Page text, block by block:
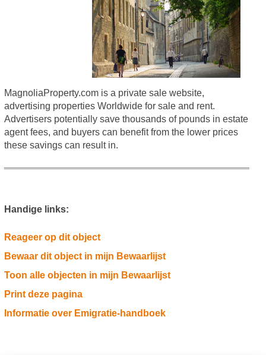
MagnoliaProperty.com is a private sale website,
advertising properties Worldwide for sale and rent.
Advertisers potentially save thousands of pounds in estate
agent fees, and buyers can benefit from the lower prices
these savings can result in.
Handige links:
Reageer op dit object
Bewaar dit object in mijn Bewaarlijst
Toon alle objecten in mijn Bewaarlijst
Print deze pagina
Informatie over Emigratie-handboek